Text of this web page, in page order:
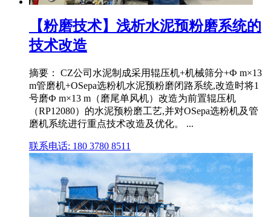
【粉磨技术】浅析水泥预粉磨系统的
技术改造
摘要： CZ公司水泥制成采用辊压机+机械筛分+Ф m×13
m管磨机+OSepa选粉机水泥预粉磨闭路系统,改造时将1
号磨Ф m×13 m（磨尾单风机）改造为前置辊压机
（RP12080）的水泥预粉磨工艺,并对OSepa选粉机及管
磨机系统进行重点技术改造及优化。 ...
联系电话: 180 3780 8511